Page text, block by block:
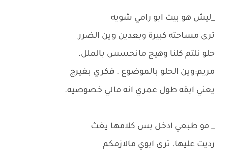
_ليش هو بيت ابو رامي شويه
ترى مساحته كبيرة وبعدين وين الضرر
حلو نلتم كلنا وهيج مانحسس بالملل.
مريم:وين الحلو بالموضوع . فكري بغيرج
يعني ابقه طول عمري انه مالي خصوصيه.
_ مو طبعي ادخل بس كلامها يغث
رديت عليها. ترى ابوي مالازمكم